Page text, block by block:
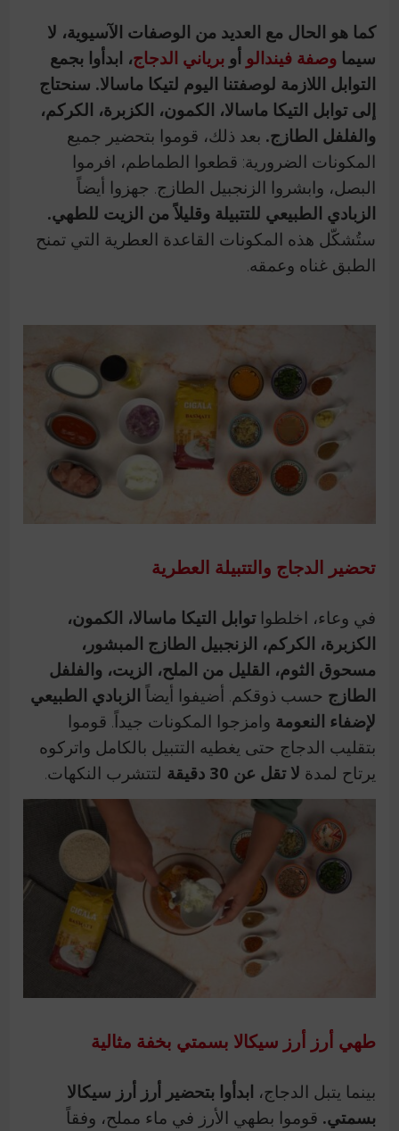
كما هو الحال مع العديد من الوصفات الآسيوية، لا
سيماوصفة فيندالو أوبرياني الدجاج، ابدأوا بجمع
التوابل اللازمة لوصفتنا اليوم لتيكا ماسالا. سنحتاج
إلى توابل التيكا ماسالا، الكمون، الكزبرة، الكركم،
والفلفل الطازج. بعد ذلك، قوموا بتحضير جميع
المكونات الضرورية: قطعوا الطماطم، افرموا
البصل، وابشروا الزنجبيل الطازج. جهزوا أيضاً
الزبادي الطبيعي للتتبيلة وقليلاً من الزيت للطهي.
ستُشكّل هذه المكونات القاعدة العطرية التي تمنح
الطبق غناه وعمقه.
تحضير الدجاج والتتبيلة العطرية
في وعاء، اخلطواتوابل التيكا ماسالا، الكمون،
الكزبرة، الكركم، الزنجبيل الطازج المبشور،
مسحوق الثوم، القليل من الملح، الزيت، والفلفل
الطازج حسب ذوقكم. أضيفوا أيضاً الزبادي الطبيعي
لإضفاء النعومة وامزجوا المكونات جيداً. قوموا
بتقليب الدجاج حتى يغطيه التتبيل بالكامل واتركوه
يرتاح لمدة لا تقل عن 30 دقيقة لتتشرب النكهات.
طهي أرز أرز سيكالا بسمتي بخفة مثالية
بينما يتبل الدجاج، ابدأوا بتحضير أرز أرز سيكالا
بسمتي. قوموا بطهي الأرز في ماء مملح، وفقاً